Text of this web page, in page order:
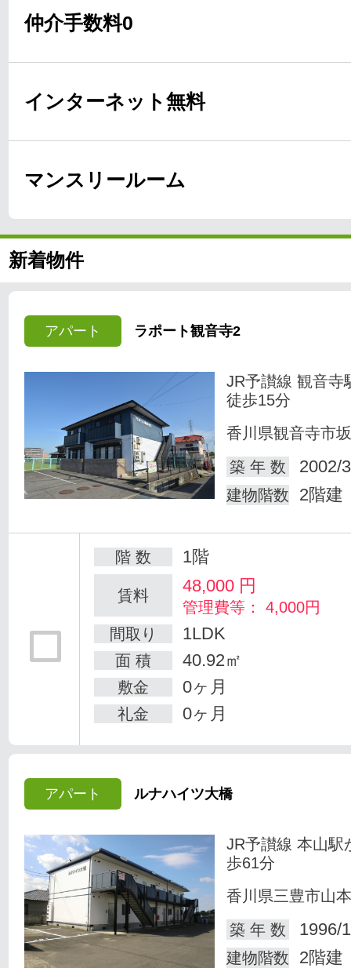
仲介手数料0
インターネット無料
マンスリールーム
新着物件
アパート ラポート観音寺2
JR予讃線 観音寺
徒歩15分
香川県観音寺市
築 年 数
2002/
建物階数 2階建
階 数 1階
賃料 48,000 円
管理費等： 4,000円
間取り
1LDK
面 積 40.92㎡
敷金 0ヶ月
礼金 0ヶ月
アパート ルナハイツ大橋
JR予讃線 本山駅
歩61分
香川県三豊市山
築 年 数
1996/
建物階数 2階建